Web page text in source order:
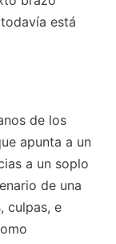
está
de los
apunta a un
a un soplo
de una
culpas, e